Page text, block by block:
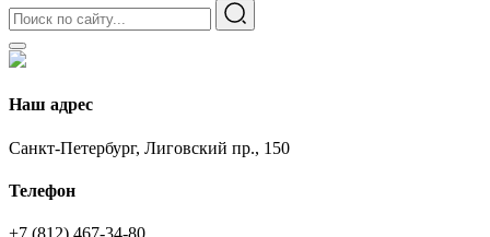
Наш адрес
Санкт-Петербург, Лиговский пр., 150
Телефон
+7 (812) 467-34-80